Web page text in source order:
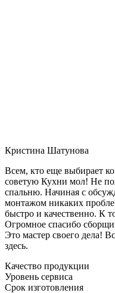
Кристина Шатунова
Всем, кто еще выбирает
советую Кухни мол! Не
спальню. Начиная с
монтажом никаких
быстро и качественно. К
Огромное спасибо
Это мастер своего дела!
здесь.
Качество продукции
Уровень сервиса
Срок изготовления